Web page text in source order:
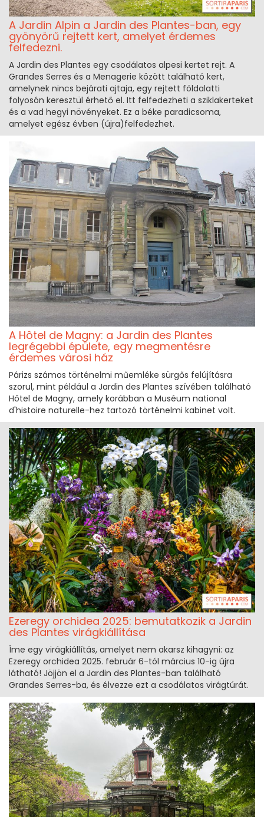
A Jardin Alpin a Jardin des Plantes-ban, egy
gyönyörű rejtett kert, amelyet érdemes
felfedezni.
A Jardin des Plantes egy csodálatos alpesi kertet rejt. A
Grandes Serres és a Menagerie között található kert,
amelynek nincs bejárati ajtaja, egy rejtett földalatti
folyosón keresztül érhető el. Itt felfedezheti a sziklakerteket
és a vad hegyi növényeket. Ez a béke paradicsoma,
amelyet egész évben (újra)felfedezhet.
A Hôtel de Magny: a Jardin des Plantes
legrégebbi épülete, egy megmentésre
érdemes városi ház
Párizs számos történelmi műemléke sürgős felújításra
szorul, mint például a Jardin des Plantes szívében található
Hôtel de Magny, amely korábban a Muséum national
d'histoire naturelle-hez tartozó történelmi kabinet volt.
Ezeregy orchidea 2025: bemutatkozik a Jardin
des Plantes virágkiállítása
Íme egy virágkiállítás, amelyet nem akarsz kihagyni: az
Ezeregy orchidea 2025. február 6-tól március 10-ig újra
látható! Jöjjön el a Jardin des Plantes-ban található
Grandes Serres-ba, és élvezze ezt a csodálatos virágtúrát.